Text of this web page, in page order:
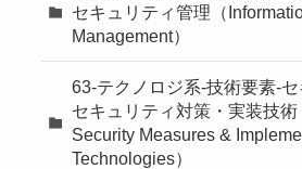
セキュリティ管理（
Management）
63-テクノロジ系-技術要素-
セキュリティ対策・実装技術
Security Measures &
Technologies）